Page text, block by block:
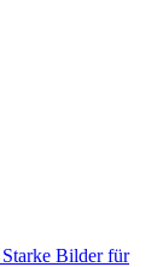
Bilder für